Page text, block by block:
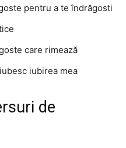
pentru a te îndrăgosti
care rimează
iubirea mea
de